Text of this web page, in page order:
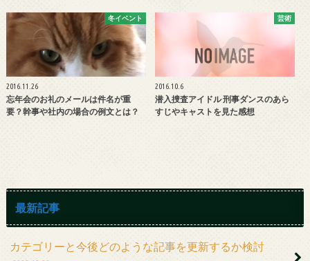
冬イベント
2016.11.26
忘年会のお礼のメールは件名が重
要？幹事や社内の場合の例文とは？
芸術
2016.10.6
潜入捜査アイドル 刑事ダンスのあら
すじやキャストを見た感想
最新記事
カテゴリーと今後どのような記事を更新するか検討